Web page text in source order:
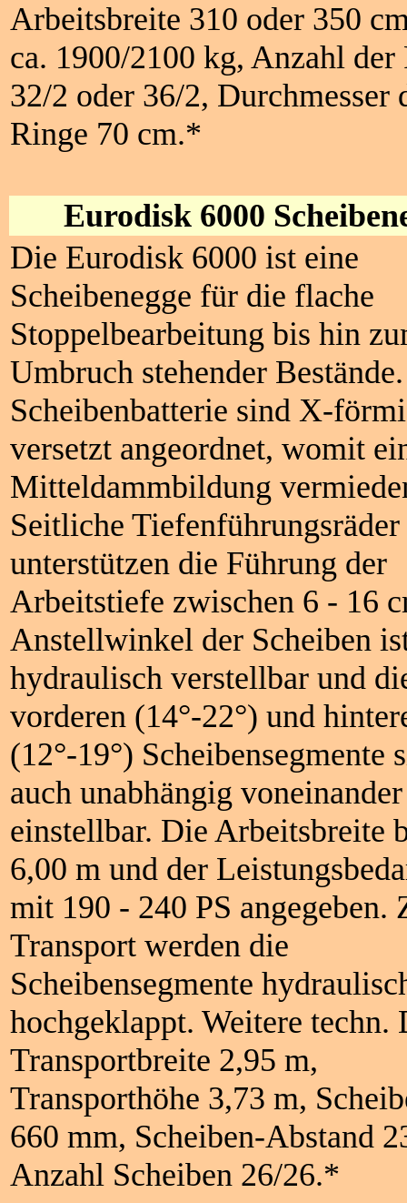
Arbeitsbreite 310 oder 350
ca. 1900/2100 kg, Anzahl der
32/2 oder 36/2, Durchmesser
Ringe 70 cm.*
Eurodisk 6000
Die Eurodisk 6000 ist eine
Scheibenegge für die flache
Stoppelbearbeitung bis hin
Umbruch stehender
Scheibenbatterie sind X-
versetzt angeordnet, womit
Mitteldammbildung
Seitliche Tiefenführungsräder
unterstützen die Führung der
Arbeitstiefe zwischen 6 - 16
Anstellwinkel der Scheiben
hydraulisch verstellbar und
vorderen (14°-22°) und
(12°-19°) Scheibensegmente
auch unabhängig voneinander
einstellbar. Die Arbeitsbreite
6,00 m und der
mit 190 - 240 PS angegeben.
Transport werden die
Scheibensegmente
hochgeklappt. Weitere techn.
Transportbreite 2,95 m,
Transporthöhe 3,73 m,
660 mm, Scheiben-Abstand
Anzahl Scheiben 26/26.*